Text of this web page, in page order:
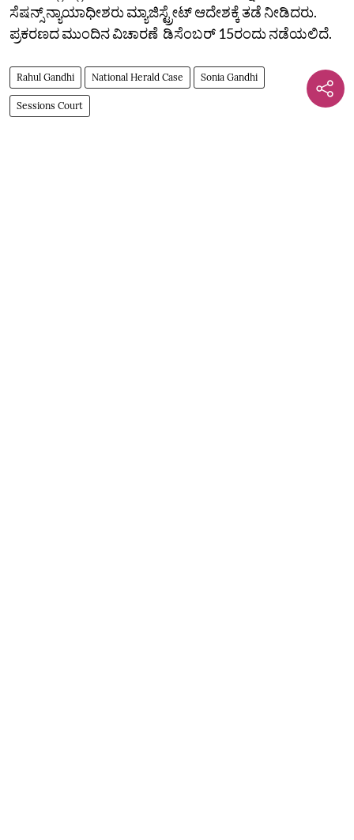
ಸೆಷನ್ಸ್ ನ್ಯಾಯಾಧೀಶರು ಮ್ಯಾಜಿಸ್ಟ್ರೇಟ್ ಆದೇಶಕ್ಕೆ ತಡೆ ನೀಡಿದರು.
ಪ್ರಕರಣದ ಮುಂದಿನ ವಿಚಾರಣೆ ಡಿಸೆಂಬರ್ 15ರಂದು ನಡೆಯಲಿದೆ.
Rahul Gandhi National Herald Case Sonia Gandhi
Sessions Court